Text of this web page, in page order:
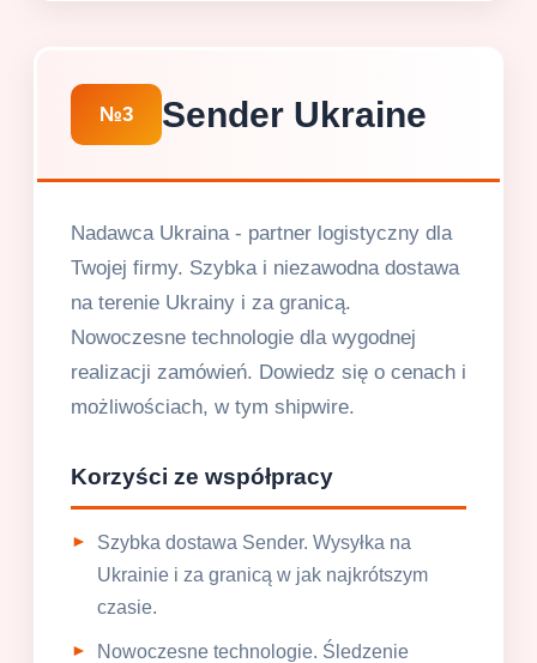
№3 Sender Ukraine
Nadawca Ukraina - partner logistyczny dla
Twojej firmy. Szybka i niezawodna dostawa
na terenie Ukrainy i za granicą.
Nowoczesne technologie dla wygodnej
realizacji zamówień. Dowiedz się o cenach i
możliwościach, w tym shipwire.
Korzyści ze współpracy
Szybka dostawa Sender. Wysyłka na
Ukrainie i za granicą w jak najkrótszym
czasie.
Nowoczesne technologie. Śledzenie